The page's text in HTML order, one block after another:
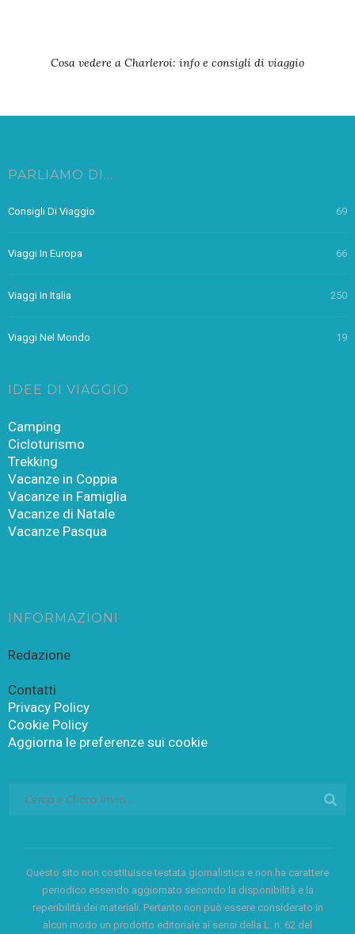
Cosa vedere a Charleroi: info e consigli di viaggio
PARLIAMO DI…
Consigli Di Viaggio 69
Viaggi In Europa 66
Viaggi In Italia 250
Viaggi Nel Mondo 19
IDEE DI VIAGGIO
Camping
Cicloturismo
Trekking
Vacanze in Coppia
Vacanze in Famiglia
Vacanze di Natale
Vacanze Pasqua
INFORMAZIONI
Redazione
Contatti
Privacy Policy
Cookie Policy
Aggiorna le preferenze sui cookie
Questo sito non costituisce testata giornalistica e non ha carattere
periodico essendo aggiornato secondo la disponibilità e la
reperibilità dei materiali. Pertanto non può essere considerato in
alcun modo un prodotto editoriale ai sensi della L. n. 62 del